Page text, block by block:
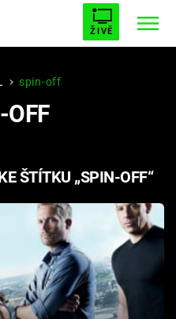
ŽIVĚ
PŘEMOŽITELKA UPÍRŮ
5
spin-off
OFF
ŠTÍTKU „SPIN-OFF“